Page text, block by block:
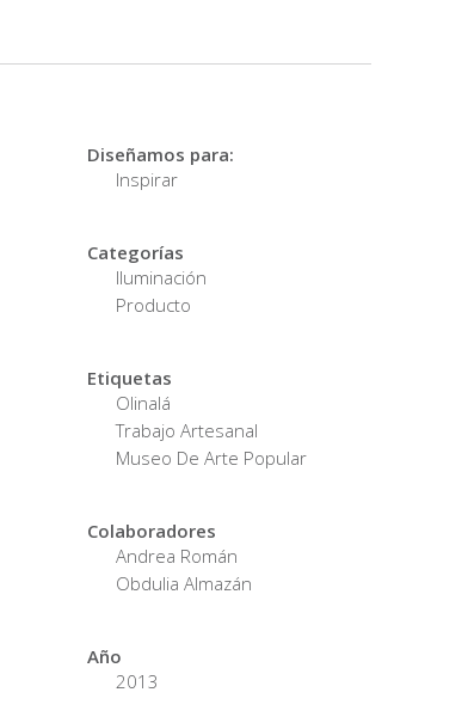
Diseñamos para:
Inspirar
Categorías
Iluminación
Producto
Etiquetas
Olinalá
Trabajo Artesanal
Museo De Arte Popular
Colaboradores
Andrea Román
Obdulia Almazán
Año
2013